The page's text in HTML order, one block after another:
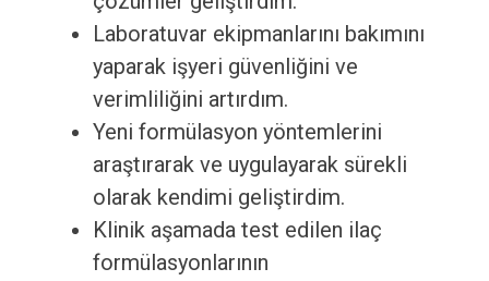
Laboratuvar ekipmanlarını bakımını
yaparak işyeri güvenliğini ve
verimliliğini artırdım.
Yeni formülasyon yöntemlerini
araştırarak ve uygulayarak sürekli
olarak kendimi geliştirdim.
Klinik aşamada test edilen ilaç
formülasyonlarının